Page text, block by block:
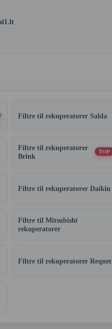
Filtre til rekuperatorer Salda
Filtre til rekuperatorer
Brink
TOP
Filtre til rekuperatorer Daikin
Filtre til Mitsubishi
rekuperatorer
Filtre til rekuperatorer Reqnet